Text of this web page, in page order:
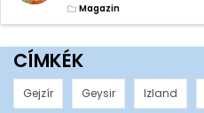
Magazin
CÍMKÉK
Gejzír Geysir Izland